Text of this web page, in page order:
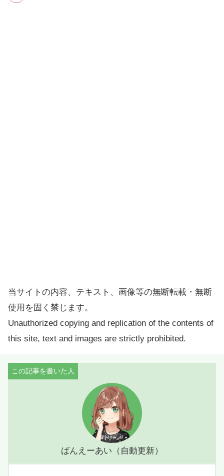
当サイトの内容、テキスト、画像等の無断転載・無断
使用を固く禁じます。
Unauthorized copying and replication of the contents of
this site, text and images are strictly prohibited.
ばんえーあい（自動更新）